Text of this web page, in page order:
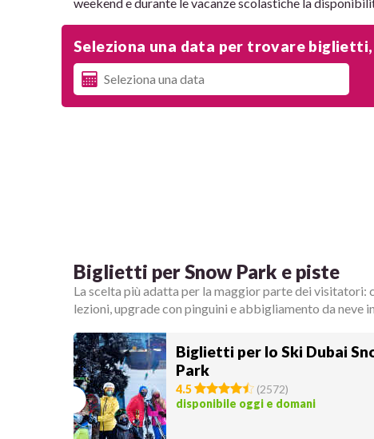
Seleziona una data per trovare
Biglietti per Snow Park e piste
La scelta più adatta per la maggior parte dei visitatori:
lezioni, upgrade con pinguini e abbigliamento da neve
Biglietti per lo Ski Dubai
Park
4.5 (2572)
disponibile oggi e domani